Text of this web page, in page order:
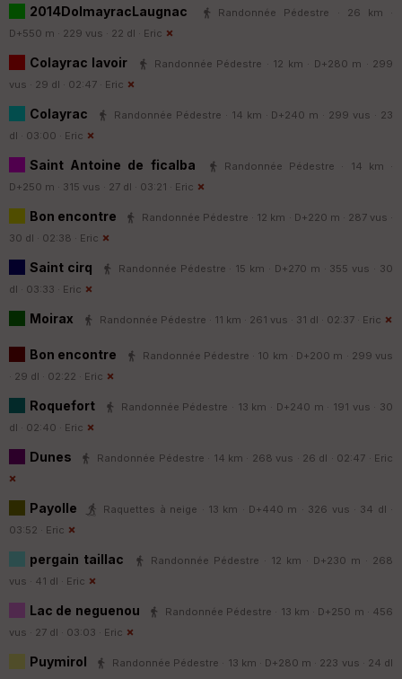
2014DolmayracLaugnac
Randonnée Pédestre · 26 km ·
D+550 m · 229 vus · 22 dl · Eric
Colayrac lavoir
Randonnée Pédestre · 12 km · D+280 m · 299
vus · 29 dl · 02:47 · Eric
Colayrac
Randonnée Pédestre · 14 km · D+240 m · 299 vus · 23
dl · 03:00 · Eric
Saint Antoine de ficalba
Randonnée Pédestre · 14 km ·
D+250 m · 315 vus · 27 dl · 03:21 · Eric
Bon encontre
Randonnée Pédestre · 12 km · D+220 m · 287 vus ·
30 dl · 02:38 · Eric
Saint cirq
Randonnée Pédestre · 15 km · D+270 m · 355 vus · 30
dl · 03:33 · Eric
Moirax Randonnée Pédestre · 11 km · 261 vus · 31 dl · 02:37 · Eric
Bon encontre
Randonnée Pédestre · 10 km · D+200 m · 299 vus
· 29 dl · 02:22 · Eric
Roquefort
Randonnée Pédestre · 13 km · D+240 m · 191 vus · 30
dl · 02:40 · Eric
Dunes Randonnée Pédestre · 14 km · 268 vus · 26 dl · 02:47 · Eric
Payolle
Raquettes à neige · 13 km · D+440 m · 326 vus · 34 dl ·
03:52 · Eric
pergain taillac
Randonnée Pédestre · 12 km · D+230 m · 268
vus · 41 dl · Eric
Lac de neguenou
Randonnée Pédestre · 13 km · D+250 m · 456
vus · 27 dl · 03:03 · Eric
Puymirol
Randonnée Pédestre · 13 km · D+280 m · 223 vus · 24 dl